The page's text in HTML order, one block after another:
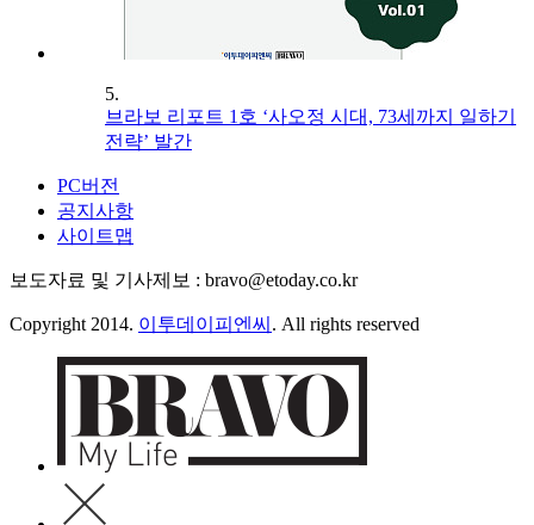
5.
브라보 리포트 1호 ‘사오정 시대, 73세까지 일하기
전략’ 발간
PC버전
공지사항
사이트맵
보도자료 및 기사제보 : bravo@etoday.co.kr
Copyright 2014. 이투데이피엔씨 . All rights reserved